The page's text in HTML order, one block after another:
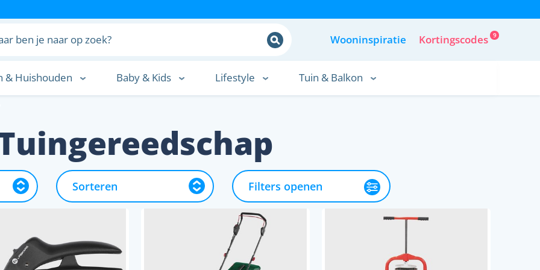
Wooninspiratie Kortingscodes 9
& Huishouden Baby & Kids Lifestyle Tuin & Balkon
Bewatering
Bloempotten & Plantenbakken
Moestuin
Tuinplanten
Filters openen